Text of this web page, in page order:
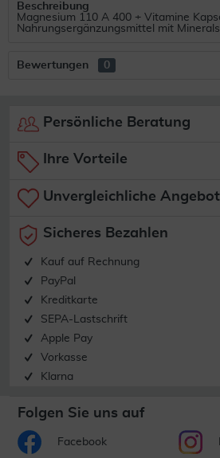
Beschreibung
Magnesium 110 A 400 + Vitamine
Nahrungsergänzungsmittel mit
Bewertungen 0
Persönliche Beratung
Ihre Vorteile
Unvergleichliche
Sicheres Bezahlen
Kauf auf Rechnung
PayPal
Kreditkarte
SEPA-Lastschrift
Apple Pay
Vorkasse
Klarna
Folgen Sie uns auf
Facebook